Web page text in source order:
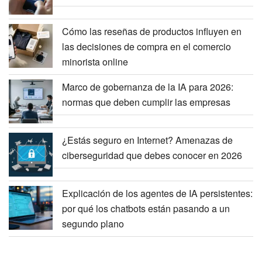
Cómo las reseñas de productos influyen en
las decisiones de compra en el comercio
minorista online
Marco de gobernanza de la IA para 2026:
normas que deben cumplir las empresas
¿Estás seguro en Internet? Amenazas de
ciberseguridad que debes conocer en 2026
Explicación de los agentes de IA persistentes:
por qué los chatbots están pasando a un
segundo plano